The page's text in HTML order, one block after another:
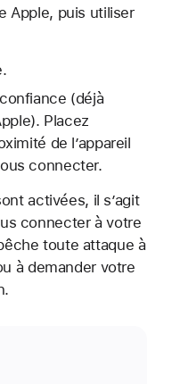
Apple, puis utiliser
(déjà
Placez
de l’appareil
connecter.
activées, il s’agit
connecter à votre
toute attaque à
à demander votre